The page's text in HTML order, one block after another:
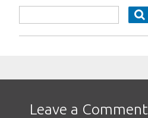
Leave a Comment